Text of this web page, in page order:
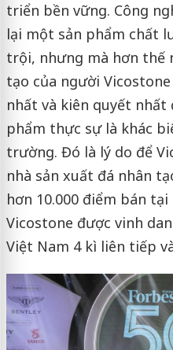
triển bền vững. Công
lại một sản phẩm chất
trội, nhưng mà hơn thế
tạo của người
nhất và kiên quyết nhất
phẩm thực sự là khác
trường. Đó là lý do để
nhà sản xuất đá nhân
hơn 10.000 điểm bán
Vicostone được vinh
Việt Nam 4 kì liên tiếp